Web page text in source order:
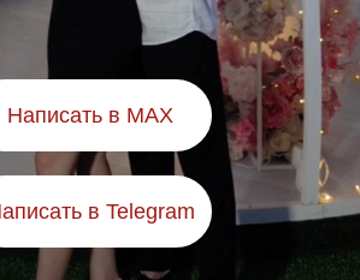
Написать в MAX
в Telegram